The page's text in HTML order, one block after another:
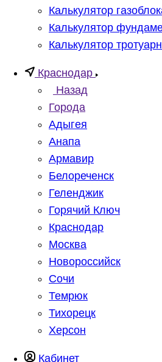
Калькулятор
Калькулятор
Калькулятор
Краснодар
Назад
Города
Адыгея
Анапа
Армавир
Белореченск
Геленджик
Горячий Ключ
Краснодар
Москва
Новороссийск
Сочи
Темрюк
Тихорецк
Херсон
Кабинет